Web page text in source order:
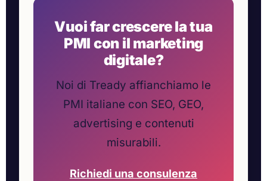
Vuoi far crescere la tua
PMI con il marketing
digitale?
Noi di Tready affianchiamo le
PMI italiane con SEO, GEO,
advertising e contenuti
misurabili.
Richiedi una consulenza